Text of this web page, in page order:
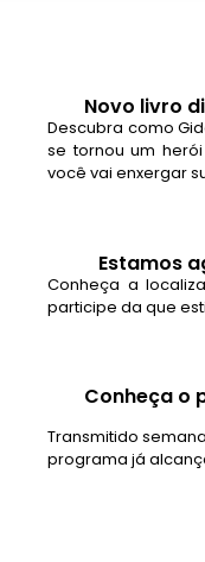
Novo livro
Descubra como
se tornou um
você vai enxergar
Estamos
Conheça a
participe da que
Conheça o
Transmitido
programa já